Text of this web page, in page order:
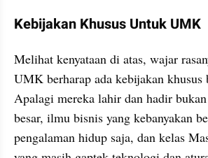
Kebijakan Khusus Untuk UMK
Melihat kenyataan di atas, wajar
UMK berharap ada kebijakan khusus
Apalagi mereka lahir dan hadir
besar, ilmu bisnis yang kebanyakan
pengalaman hidup saja, dan kelas